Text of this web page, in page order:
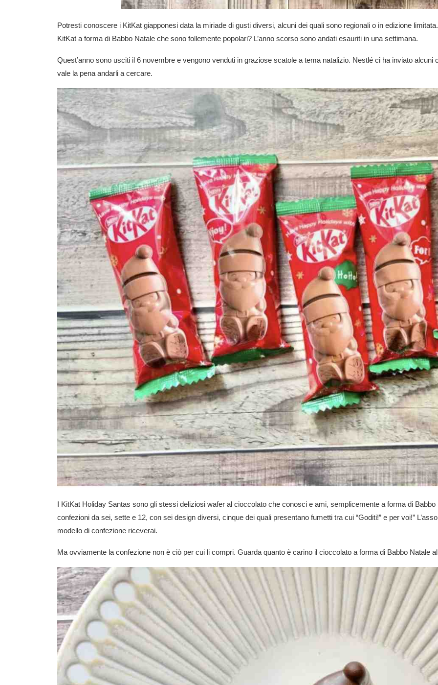
Potresti conoscere i KitKat giapponesi data la miriade di gusti diversi, alcuni dei quali sono regionali o in edizione
KitKat a forma di Babbo Natale che sono follemente popolari? L’anno scorso sono andati esauriti in una settimana.
Quest’anno sono usciti il ​​6 novembre e vengono venduti in graziose scatole a tema natalizio. Nestlé ci ha inviato
vale la pena andarli a cercare.
I KitKat Holiday Santas sono gli stessi deliziosi wafer al cioccolato che conosci e ami, semplicemente a forma di
confezioni da sei, sette e 12, con sei design diversi, cinque dei quali presentano fumetti tra cui “Goditi!” e per voi!”
modello di confezione riceverai.
Ma ovviamente la confezione non è ciò per cui li compri. Guarda quanto è carino il cioccolato a forma di Babbo Natale